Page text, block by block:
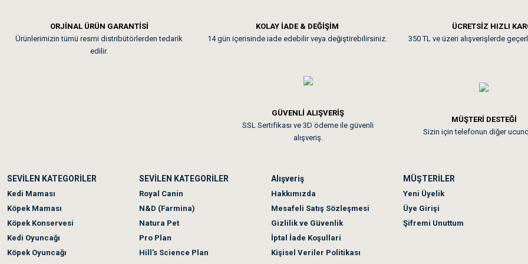
Kedilerim beğeniyorlar. Memnunuz. Uygun fiyatta olması iyi.
Akşam verdiğim sipariş bir sonraki gün elime ulaştı. Jack russell köpeğim severek yedi. Tüy
ORJİNAL ÜRÜN GARANTİSİ
Ürünlerimizin tümü resmi distribütörlerden tedarik
edilir.
KOLAY İADE & DEĞİŞİM
14 gün içerisinde iade edebilir veya değiştirebilirsiniz.
ÜCRETSİZ HIZLI
350 TL ve üzeri alışverişlerde
GÜVENLİ ALIŞVERİŞ
SSL Sertifikası ve 3D ödeme ile güvenli
alışveriş.
MÜŞTERİ DESTEĞİ
Sizin için telefonun diğer
SEVİLEN KATEGORİLER
Kedi Maması
Köpek Maması
Köpek Konservesi
Kedi Oyuncağı
Köpek Oyuncağı
SEVİLEN KATEGORİLER
Royal Canin
N&D (Farmina)
Natura Pet
Pro Plan
Hill’s Science Plan
Alışveriş
Hakkımızda
Mesafeli Satış Sözleşmesi
Gizlilik ve Güvenlik
İptal İade Koşullari
Kişisel Veriler Politikası
MÜŞTERİLER
Yeni Üyelik
Üye Girişi
Şifremi Unuttum